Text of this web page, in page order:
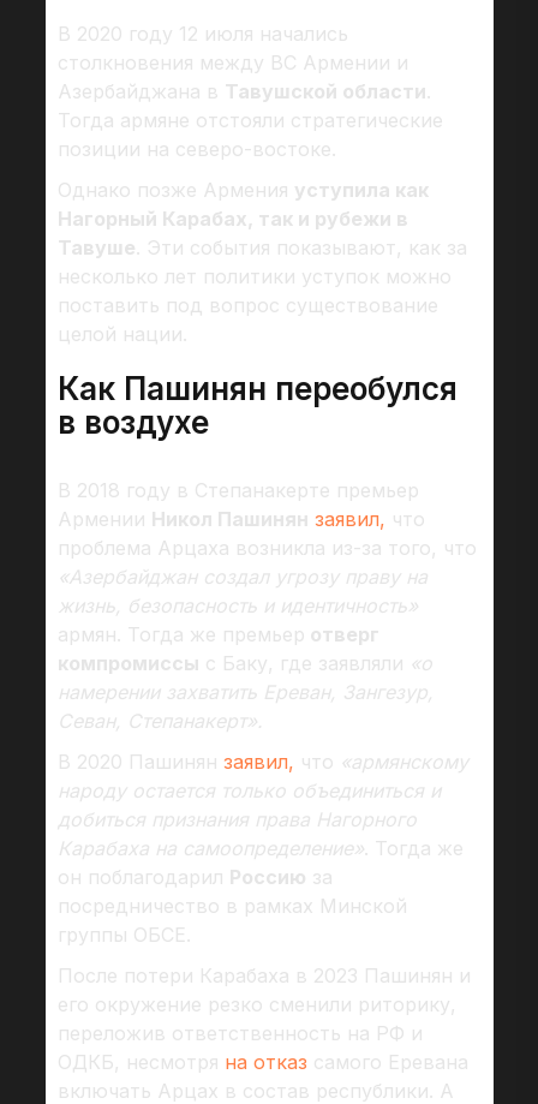
В 2020 году 12 июля начались
столкновения между ВС Армении и
Азербайджана в Тавушской области.
Тогда армяне отстояли стратегические
позиции на северо-востоке.
Однако позже Армения уступила как
Нагорный Карабах, так и рубежи в
Тавуше. Эти события показывают, как за
несколько лет политики уступок можно
поставить под вопрос существование
целой нации.
Как Пашинян переобулся
в воздухе
В 2018 году в Степанакерте премьер
Армении Никол Пашинян заявил, что
проблема Арцаха возникла из-за того, что
«Азербайджан создал угрозу праву на
жизнь, безопасность и идентичность»
армян. Тогда же премьер отверг
компромиссы с Баку, где заявляли «о
намерении захватить Ереван, Зангезур,
Севан, Степанакерт».
В 2020 Пашинян заявил, что «армянскому
народу остается только объединиться и
добиться признания права Нагорного
Карабаха на самоопределение». Тогда же
он поблагодарил Россию за
посредничество в рамках Минской
группы ОБСЕ.
После потери Карабаха в 2023 Пашинян и
его окружение резко сменили риторику,
переложив ответственность на РФ и
ОДКБ, несмотря на отказ самого Еревана
включать Арцах в состав республики. А